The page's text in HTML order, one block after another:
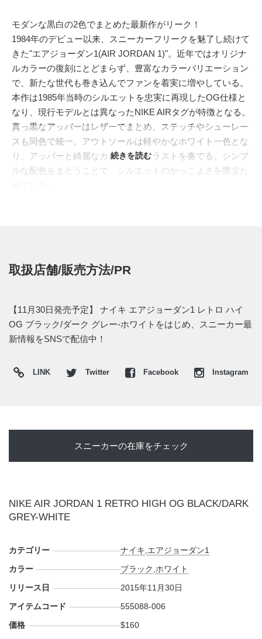
モダンな黒白の2色でまとめた最新作がリーク！
1984年のデビュー以来、スニーカーフリークを魅了し続けて
きた"エアジョーダン1(AIR JORDAN 1)"。近年ではオリジナ
ルカラーの復刻にとどまらず、豊富なカラーバリエーション
で、新たな世代も巻き込んでファンを着実に増やしている。
本作は1985年当時のシルエットを忠実に再現したOG仕様と
なり、現行モデルとは異なったNIKE AIRタグが特徴となる。
真っ黒なアッパーはレザーでまとめ、ステッチやシューレー
スも同色で統一。アウトソールは軽やかなホワイト一色とな
り、アッパーと綺麗なカラーコントラストを奏でる。シンプ
ルな配色をまとうことで、シルエットのかっこよさを際立た
続きを読む
取扱店舗/販売方法/PR
【11月30日発売予定】 ナイキ エアジョーダン1 レトロ ハイ
OG ブラック/ダーク グレー-ホワイトをはじめ、スニーカー最
新情報をSNSで配信中！
LINK Twitter Facebook Instagram
スニーカーの在庫をチェック
NIKE AIR JORDAN 1 RETRO HIGH OG BLACK/DARK
GREY-WHITE
カテゴリー ナイキ エアジョーダン1
カラー
ブラック ホワイト
リリース日
2015年11月30日
アイテムコード
555088-006
価格
$160